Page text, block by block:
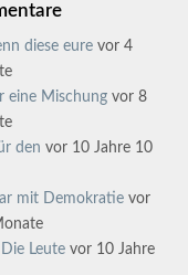
diese eure vor 4
eine Mischung vor 8
den vor 10 Jahre 10
mit Demokratie vor
Leute vor 10 Jahre